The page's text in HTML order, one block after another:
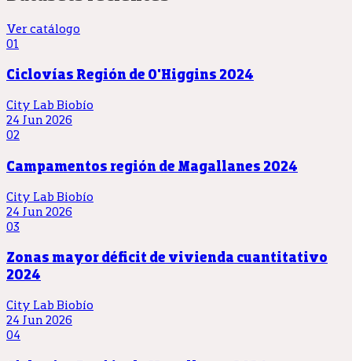
Ver catálogo
01
Ciclovías Región de O'Higgins 2024
City Lab Biobío
24 Jun 2026
02
Campamentos región de Magallanes 2024
City Lab Biobío
24 Jun 2026
03
Zonas mayor déficit de vivienda cuantitativo
2024
City Lab Biobío
24 Jun 2026
04